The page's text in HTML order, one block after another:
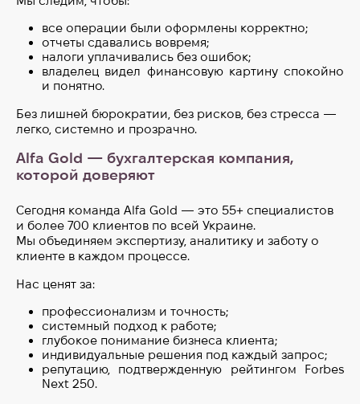
все операции были оформлены корректно;
отчеты сдавались вовремя;
налоги уплачивались без ошибок;
владелец видел финансовую картину спокойно
и понятно.
Без лишней бюрократии, без рисков, без стресса —
легко, системно и прозрачно.
Alfa Gold — бухгалтерская компания,
которой доверяют
Сегодня команда Alfa Gold — это 55+ специалистов
и более 700 клиентов по всей Украине.
Мы объединяем экспертизу, аналитику и заботу о
клиенте в каждом процессе.
Нас ценят за:
профессионализм и точность;
системный подход к работе;
глубокое понимание бизнеса клиента;
индивидуальные решения под каждый запрос;
репутацию, подтвержденную рейтингом Forbes
Next 250.